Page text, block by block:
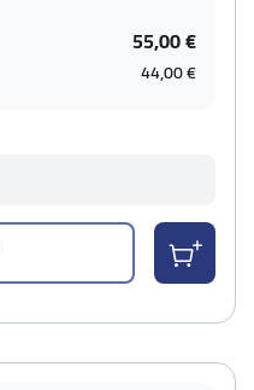
55,00 €
44,00 €